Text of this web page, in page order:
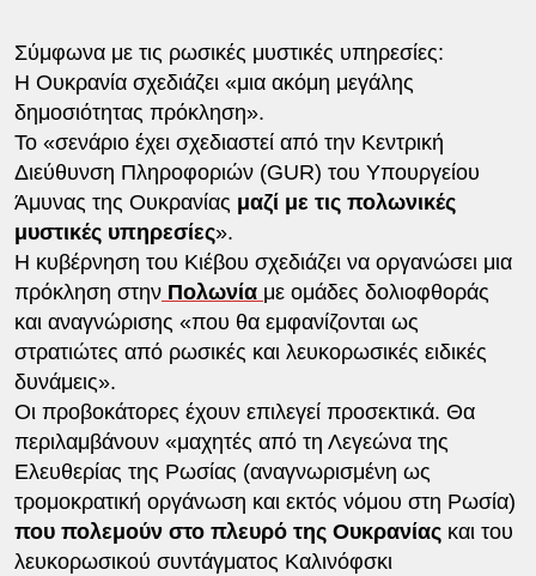
Σύμφωνα με τις ρωσικές μυστικές υπηρεσίες:
Η Ουκρανία σχεδιάζει «μια ακόμη μεγάλης
δημοσιότητας πρόκληση».
Το «σενάριο έχει σχεδιαστεί από την Κεντρική
Διεύθυνση Πληροφοριών (GUR) του Υπουργείου
Άμυνας της Ουκρανίας μαζί με τις πολωνικές
μυστικές υπηρεσίες».
Η κυβέρνηση του Κιέβου σχεδιάζει να οργανώσει μια
πρόκληση στηνΠολωνία με ομάδες δολιοφθοράς
και αναγνώρισης «που θα εμφανίζονται ως
στρατιώτες από ρωσικές και λευκορωσικές ειδικές
δυνάμεις».
Οι προβοκάτορες έχουν επιλεγεί προσεκτικά. Θα
περιλαμβάνουν «μαχητές από τη Λεγεώνα της
Ελευθερίας της Ρωσίας (αναγνωρισμένη ως
τρομοκρατική οργάνωση και εκτός νόμου στη Ρωσία)
που πολεμούν στο πλευρό της Ουκρανίας και του
λευκορωσικού συντάγματος Καλινόφσκι